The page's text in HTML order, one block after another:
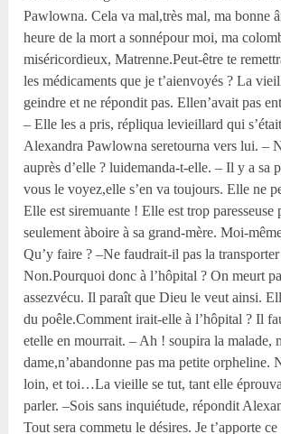
Pawlowna. Cela va mal,très mal, ma bonne
heure de la mort a sonnépour moi, ma
miséricordieux, Matrenne.Peut-être te
les médicaments que je t’aienvoyés ? La
geindre et ne répondit pas. Ellen’avait pas
– Elle les a pris, répliqua levieillard qui
Alexandra Pawlowna seretourna vers lui. –
auprès d’elle ? luidemanda-t-elle. – Il y a sa
vous le voyez,elle s’en va toujours. Elle ne
Elle est siremuante ! Elle est trop paresseuse
seulement àboire à sa grand-mère. Moi-
Qu’y faire ? –Ne faudrait-il pas la
Non.Pourquoi donc à l’hôpital ? On meurt
assezvécu. Il paraît que Dieu le veut ainsi.
du poêle.Comment irait-elle à l’hôpital ? Il
etelle en mourrait. – Ah ! soupira la malade,
dame,n’abandonne pas ma petite orpheline.
loin, et toi…La vieille se tut, tant elle
parler. –Sois sans inquiétude, répondit
Tout sera commetu le désires. Je t’apporte